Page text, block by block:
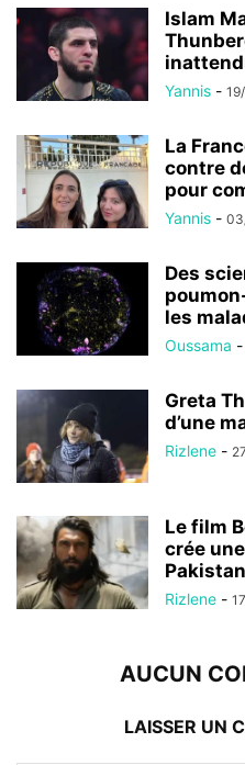
Islam
Yannis -
La
contre
pour
Yannis -
Des
les
Oussama -
Greta
d’une
Rizlene -
Le film
crée
Rizlene -
AUCUN
LAISSER UN